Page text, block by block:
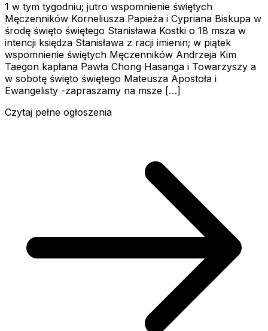
1 w tym tygodniu; jutro wspomnienie świętych
Męczenników Korneliusza Papieża i Cypriana Biskupa w
środę święto świętego Stanisława Kostki o 18 msza w
intencji księdza Stanisława z racji imienin; w piątek
wspomnienie świętych Męczenników Andrzeja Kim
Taegon kapłana Pawła Chong Hasanga i Towarzyszy a
w sobotę święto świętego Mateusza Apostoła i
Ewangelisty -zapraszamy na msze […]
Czytaj pełne ogłoszenia